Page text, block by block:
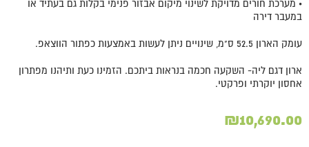
• מערכת חורים מדויקת לשינוי מיקום אבזור פנימי בקלות גם בעתיד או
במעבר דירה
עומק הארון 52.5 ס"מ, שינויים ניתן לעשות באמצעות כפתור הווצאפ.
ארון דגם ליה- השקעה חכמה בנראות ביתכם. הזמינו כעת ותיהנו מפתרון
אחסון יוקרתי ופרקטי.
₪10,690.00